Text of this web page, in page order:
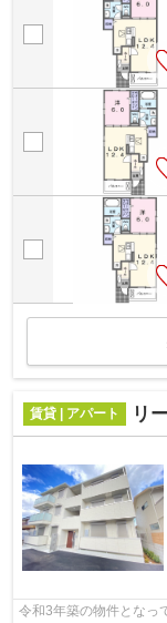
賃貸 | アパート リ
令和3年築の物件となっ